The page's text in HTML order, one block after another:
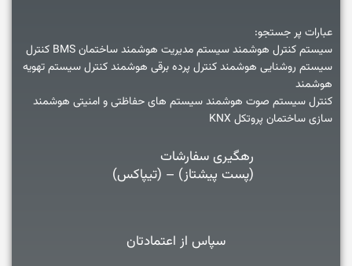
عبارات پر جستجو:
سیستم کنترل هوشمند سیستم مدیریت هوشمند ساختمان BMS کنترل
سیستم روشنایی هوشمند کنترل پرده برقی هوشمند کنترل سیستم تهویه
هوشمند
کنترل سیستم صوت هوشمند سیستم های حفاظتی و امنیتی هوشمند
سازی ساختمان پروتکل KNX
رهگیری سفارشات
(پست پیشتاز) – (تیپاکس)
سپاس از اعتمادتان